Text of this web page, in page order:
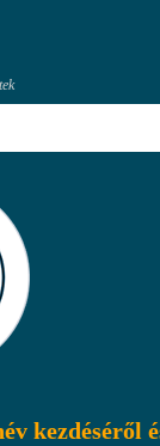
kezdéséről